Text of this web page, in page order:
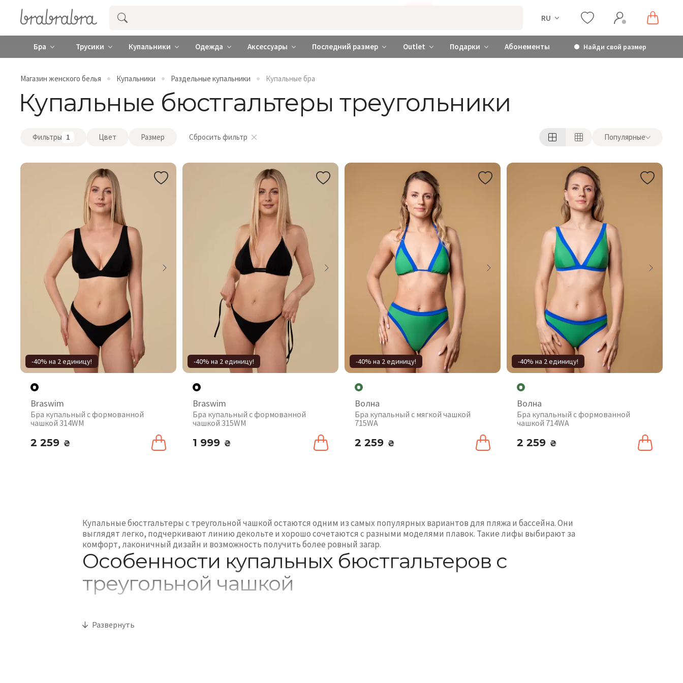
Купить нижнее женское белье ❤️ brabrabra ❤️ Киев и Украина RU
Бра Трусики Купальники Одежда Аксессуары Последний размер Outlet Подарки Абонементы Найди свой размер
Магазин женского белья Купальники Раздельные купальники Купальные бра
Купальные бюстгальтеры треугольники
Фильтры 1 Цвет Размер Сбросить фильтр Популярные
-40% на 2 единицу!
Braswim
Бра купальный с формованной
чашкой 314WM
2 259 ₴
-40% на 2 единицу!
Braswim
Бра купальный с формованной
чашкой 315WM
1 999 ₴
-40% на 2 единицу!
Волна
Бра купальный с мягкой чашкой
715WA
2 259 ₴
-40% на 2 единицу!
Волна
Бра купальный с формованной
чашкой 714WA
2 259 ₴
Купальные бюстгальтеры с треугольной чашкой остаются одним из самых популярных вариантов для пляжа и бассейна. Они
выглядят легко, подчеркивают линию декольте и хорошо сочетаются с разными моделями плавок. Такие лифы выбирают за
комфорт, лаконичный дизайн и возможность получить более ровный загар.
Особенности купальных бюстгальтеров с
треугольной чашкой
отдыха у моря, бассейна и летних поездок. Многие варианты оснащены съемными вкладышами, регулировкой объема и
Развернуть